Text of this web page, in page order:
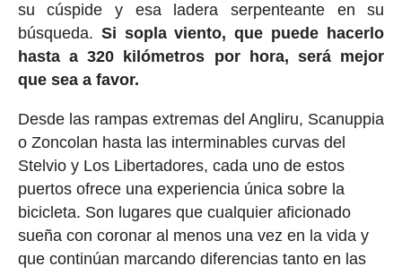
su cúspide y esa ladera serpenteante en su
búsqueda. Si sopla viento, que puede hacerlo
hasta a 320 kilómetros por hora, será mejor
que sea a favor.
Desde las rampas extremas del Angliru, Scanuppia
o Zoncolan hasta las interminables curvas del
Stelvio y Los Libertadores, cada uno de estos
puertos ofrece una experiencia única sobre la
bicicleta. Son lugares que cualquier aficionado
sueña con coronar al menos una vez en la vida y
que continúan marcando diferencias tanto en las